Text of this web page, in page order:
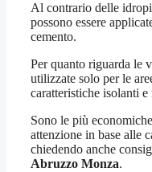
Al contrario delle
possono essere
cemento.
Per quanto riguarda le
utilizzate solo per le
caratteristiche isolanti
Sono le più
attenzione in base alle
chiedendo anche
Abruzzo Monza.